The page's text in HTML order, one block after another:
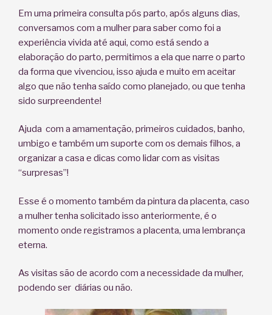
Em uma primeira consulta pós parto, após alguns dias,
conversamos com a mulher para saber como foi a
experiência vivida até aqui, como está sendo a
elaboração do parto, permitimos a ela que narre o parto
da forma que vivenciou, isso ajuda e muito em aceitar
algo que não tenha saído como planejado, ou que tenha
sido surpreendente!
Ajuda com a amamentação, primeiros cuidados, banho,
umbigo e também um suporte com os demais filhos, a
organizar a casa e dicas como lidar com as visitas
“surpresas”!
Esse é o momento também da pintura da placenta, caso
a mulher tenha solicitado isso anteriormente, é o
momento onde registramos a placenta, uma lembrança
eterna.
As visitas são de acordo com a necessidade da mulher,
podendo ser diárias ou não.